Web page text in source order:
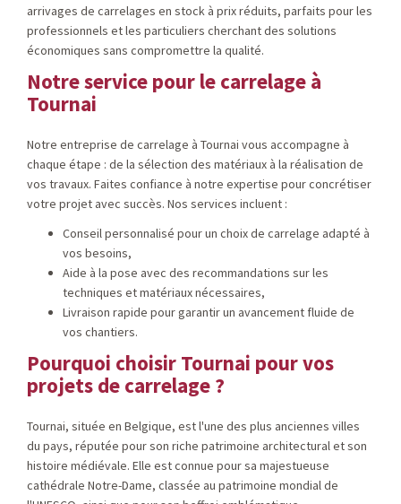
arrivages de carrelages en stock à prix réduits, parfaits pour les
professionnels et les particuliers cherchant des solutions
économiques sans compromettre la qualité.
Notre service pour le carrelage à
Tournai
Notre entreprise de carrelage à Tournai vous accompagne à
chaque étape : de la sélection des matériaux à la réalisation de
vos travaux. Faites confiance à notre expertise pour concrétiser
votre projet avec succès. Nos services incluent :
Conseil personnalisé pour un choix de carrelage adapté à
vos besoins,
Aide à la pose avec des recommandations sur les
techniques et matériaux nécessaires,
Livraison rapide pour garantir un avancement fluide de
vos chantiers.
Pourquoi choisir Tournai pour vos
projets de carrelage ?
Tournai, située en Belgique, est l'une des plus anciennes villes
du pays, réputée pour son riche patrimoine architectural et son
histoire médiévale. Elle est connue pour sa majestueuse
cathédrale Notre-Dame, classée au patrimoine mondial de